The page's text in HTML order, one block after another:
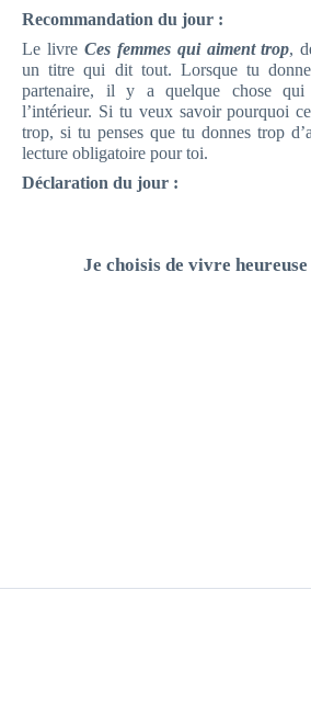
Recommandation du jour :
Le livre Ces femmes qui aiment trop,
un titre qui dit tout. Lorsque tu
partenaire, il y a quelque chose qui
l’intérieur. Si tu veux savoir pourquoi
trop, si tu penses que tu donnes trop
lecture obligatoire pour toi.
Déclaration du jour :
Je choisis de vivre